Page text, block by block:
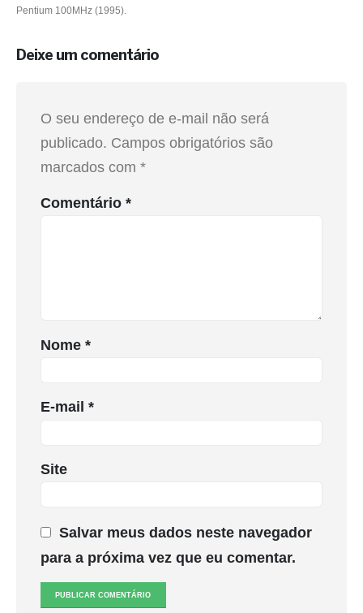
Pentium 100MHz (1995).
Deixe um comentário
O seu endereço de e-mail não será
publicado. Campos obrigatórios são
marcados com *
Comentário *
Nome *
E-mail *
Site
Salvar meus dados neste navegador
para a próxima vez que eu comentar.